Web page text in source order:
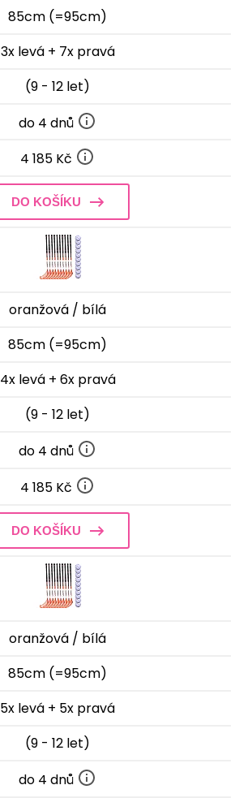
85cm (=95cm)
3x levá + 7x pravá
(9 - 12 let)
do 4 dnů
4 185 Kč
DO KOŠÍKU
oranžová / bílá
85cm (=95cm)
4x levá + 6x pravá
(9 - 12 let)
do 4 dnů
4 185 Kč
DO KOŠÍKU
oranžová / bílá
85cm (=95cm)
5x levá + 5x pravá
(9 - 12 let)
do 4 dnů